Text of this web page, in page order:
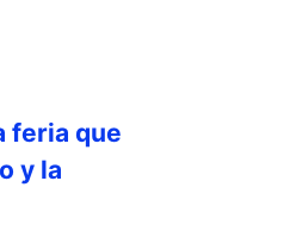
feria que
y la